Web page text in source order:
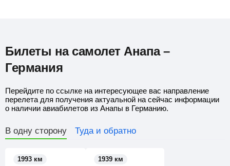
Билеты на самолет Анапа –
Германия
Перейдите по ссылке на интересующее вас направление
перелета для получения актуальной на сейчас информации
о наличии авиабилетов из Анапы в Германию.
В одну сторону Туда и обратно
1993 км 1939 км